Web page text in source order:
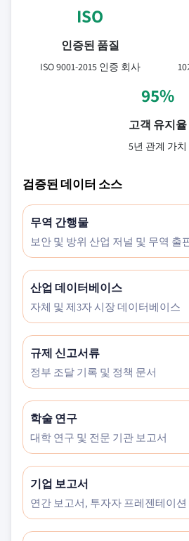
ISO
인증된 품질
ISO 9001-2015 인증 회사
95%
고객 유지율
5년 관계 가치
검증된 데이터 소스
무역 간행물
보안 및 방위 산업 저널 및 무역 출
산업 데이터베이스
자체 및 제3자 시장 데이터베이스
규제 신고서류
정부 조달 기록 및 정책 문서
학술 연구
대학 연구 및 전문 기관 보고서
기업 보고서
연간 보고서, 투자자 프레젠테이션